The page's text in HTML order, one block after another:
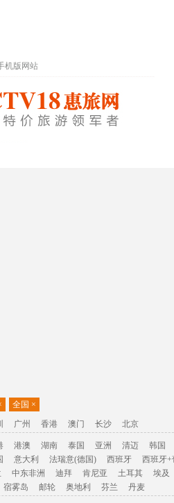
机版网站
全国 ×
广州 香港 澳门 长沙 北京
港澳 湖南 泰国 亚洲 清迈
韩国
意大利 法瑞意(德国) 西班牙
西班牙+
中东非洲 迪拜 肯尼亚 土耳其
埃及
宿雾岛 邮轮 奥地利 芬兰 丹麦